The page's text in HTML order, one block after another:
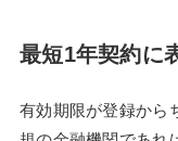
最短1年契約に
有効期限が登録から